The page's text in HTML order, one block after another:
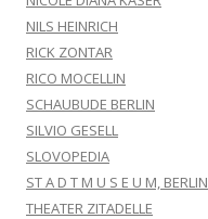
NILS HEINRICH
RICK ZONTAR
RICO MOCELLIN
SCHAUBUDE BERLIN
SILVIO GESELL
SLOVOPEDIA
ST A D T M U S E U M, BERLIN
THEATER ZITADELLE